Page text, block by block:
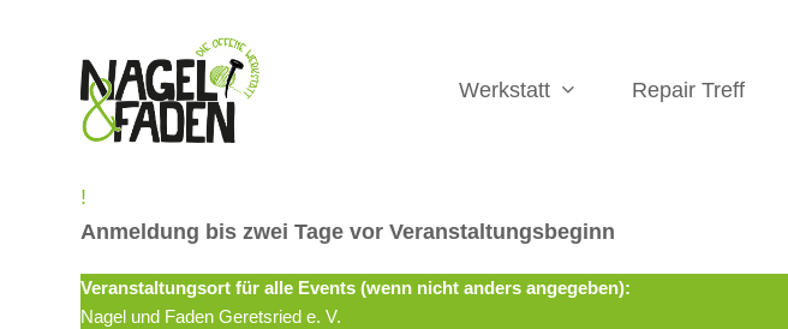
Werkstatt Repair Treff
!
Anmeldung bis zwei Tage vor Veranstaltungsbeginn
Veranstaltungsort für alle Events (wenn nicht anders angegeben):
Nagel und Faden Geretsried e. V.